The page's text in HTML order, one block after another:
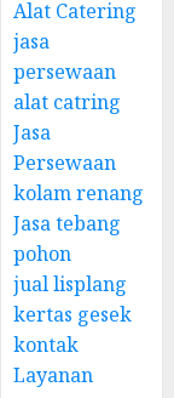
Alat Catering
jasa
persewaan
alat catring
Jasa
Persewaan
kolam renang
Jasa tebang
pohon
jual lisplang
kertas gesek
kontak
Layanan